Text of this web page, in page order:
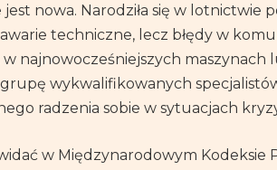
jest nowa. Narodziła się w
techniczne, lecz błędy w
w najnowocześniejszych
wykwalifikowanych
radzenia sobie w sytuacjach
w Międzynarodowym